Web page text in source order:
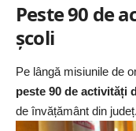
Peste 90 de
școli
Pe lângă misiunile de
peste 90 de activități
de învățământ din județ.